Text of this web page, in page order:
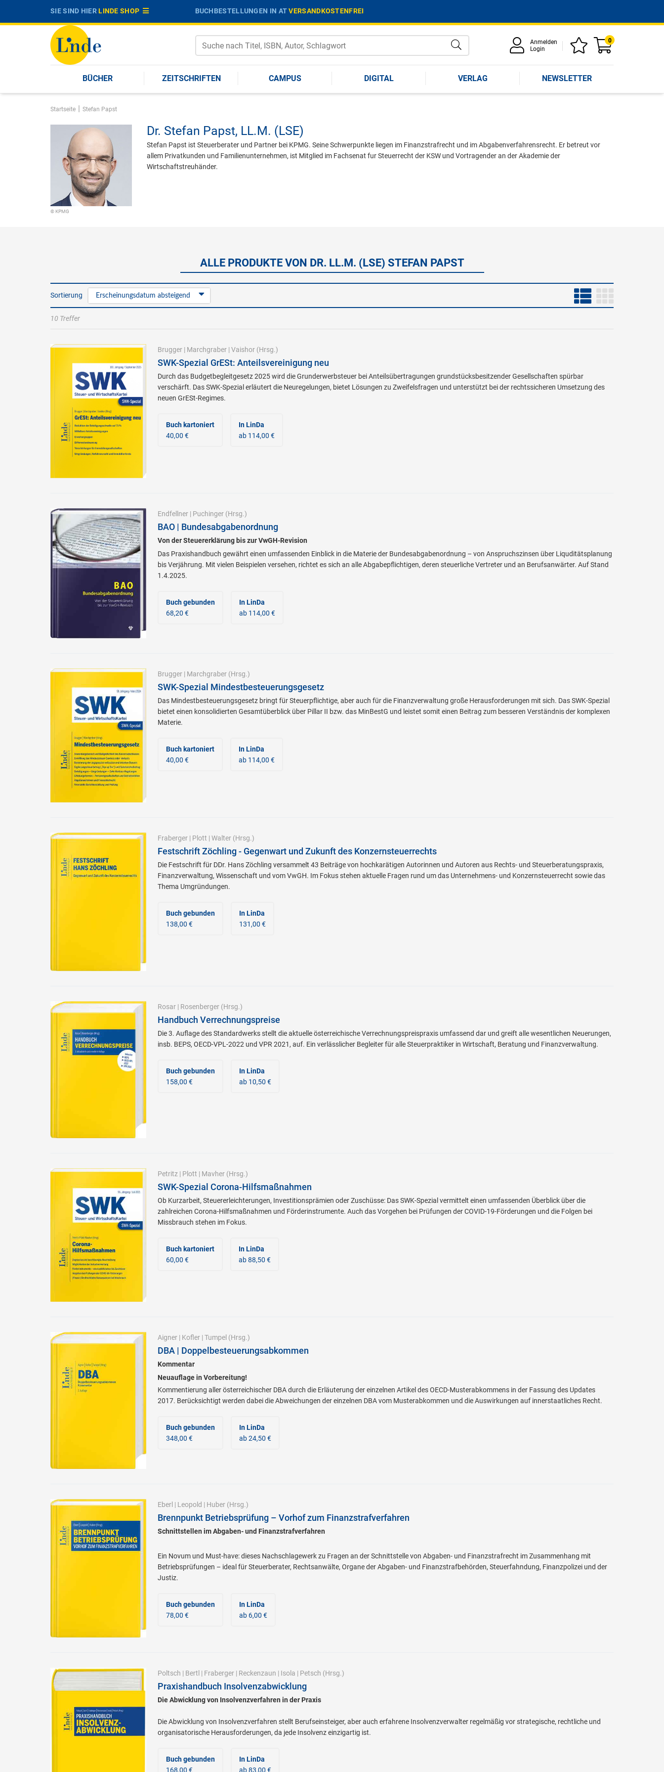
SIE SIND HIERLINDE SHOP BUCHBESTELLUNGEN IN ATVERSANDKOSTENFREI
Anmelden
Login
0
BÜCHER ZEITSCHRIFTEN CAMPUS DIGITAL VERLAG NEWSLETTER
Startseite | Stefan Papst
© KPMG
Dr. Stefan Papst, LL.M. (LSE)
Stefan Papst ist Steuerberater und Partner bei KPMG. Seine Schwerpunkte liegen im Finanzstrafrecht und im Abgabenverfahrensrecht. Er betreut vor
allem Privatkunden und Familienunternehmen, ist Mitglied im Fachsenat fur Steuerrecht der KSW und Vortragender an der Akademie der
Wirtschaftstreuhänder.
ALLE PRODUKTE VON DR. LL.M. (LSE) STEFAN PAPST
Sortierung Erscheinungsdatum absteigend
10 Treffer
Brugger| Marchgraber| Vaishor(Hrsg.)
SWK-Spezial GrESt: Anteilsvereinigung neu
Durch das Budgetbegleitgesetz 2025 wird die Grunderwerbsteuer bei Anteilsübertragungen grundstücksbesitzender Gesellschaften spürbar
verschärft. Das SWK-Spezial erläutert die Neuregelungen, bietet Lösungen zu Zweifelsfragen und unterstützt bei der rechtssicheren Umsetzung des
neuen GrESt-Regimes.
Buch kartoniert
40,00 €
In LinDa
ab 114,00 €
Endfellner| Puchinger(Hrsg.)
BAO | Bundesabgabenordnung
Von der Steuererklärung bis zur VwGH-Revision
Das Praxishandbuch gewährt einen umfassenden Einblick in die Materie der Bundesabgabenordnung – von Anspruchszinsen über Liquditätsplanung
bis Verjährung. Mit vielen Beispielen versehen, richtet es sich an alle Abgabepflichtigen, deren steuerliche Vertreter und an Berufsanwärter. Auf Stand
1.4.2025.
Buch gebunden
68,20 €
In LinDa
ab 114,00 €
Brugger| Marchgraber(Hrsg.)
SWK-Spezial Mindestbesteuerungsgesetz
Das Mindestbesteuerungsgesetz bringt für Steuerpflichtige, aber auch für die Finanzverwaltung große Herausforderungen mit sich. Das SWK-Spezial
bietet einen konsolidierten Gesamtüberblick über Pillar II bzw. das MinBestG und leistet somit einen Beitrag zum besseren Verständnis der komplexen
Materie.
Buch kartoniert
40,00 €
In LinDa
ab 114,00 €
Fraberger| Plott | Walter(Hrsg.)
Festschrift Zöchling - Gegenwart und Zukunft des Konzernsteuerrechts
Die Festschrift für DDr. Hans Zöchling versammelt 43 Beiträge von hochkarätigen Autorinnen und Autoren aus Rechts- und Steuerberatungspraxis,
Finanzverwaltung, Wissenschaft und vom VwGH. Im Fokus stehen aktuelle Fragen rund um das Unternehmens- und Konzernsteuerrecht sowie das
Thema Umgründungen.
Buch gebunden
138,00 €
In LinDa
131,00 €
Rosar| Rosenberger(Hrsg.)
Handbuch Verrechnungspreise
Die 3. Auflage des Standardwerks stellt die aktuelle österreichische Verrechnungspreispraxis umfassend dar und greift alle wesentlichen Neuerungen,
insb. BEPS, OECD-VPL-2022 und VPR 2021, auf. Ein verlässlicher Begleiter für alle Steuerpraktiker in Wirtschaft, Beratung und Finanzverwaltung.
Buch gebunden
158,00 €
In LinDa
ab 10,50 €
Petritz| Plott | Mavher(Hrsg.)
SWK-Spezial Corona-Hilfsmaßnahmen
Ob Kurzarbeit, Steuererleichterungen, Investitionsprämien oder Zuschüsse: Das SWK-Spezial vermittelt einen umfassenden Überblick über die
zahlreichen Corona-Hilfsmaßnahmen und Förderinstrumente. Auch das Vorgehen bei Prüfungen der COVID-19-Förderungen und die Folgen bei
Missbrauch stehen im Fokus.
Buch kartoniert
60,00 €
In LinDa
ab 88,50 €
Aigner| Kofler| Tumpel (Hrsg.)
DBA | Doppelbesteuerungsabkommen
Kommentar
Neuauflage in Vorbereitung!
Kommentierung aller österreichischer DBA durch die Erläuterung der einzelnen Artikel des OECD-Musterabkommens in der Fassung des Updates
2017. Berücksichtigt werden dabei die Abweichungen der einzelnen DBA vom Musterabkommen und die Auswirkungen auf innerstaatliches Recht.
Buch gebunden
348,00 €
In LinDa
ab 24,50 €
Eberl | Leopold | Huber(Hrsg.)
Brennpunkt Betriebsprüfung – Vorhof zum Finanzstrafverfahren
Schnittstellen im Abgaben- und Finanzstrafverfahren
Ein Novum und Must-have: dieses Nachschlagewerk zu Fragen an der Schnittstelle von Abgaben- und Finanzstrafrecht im Zusammenhang mit
Betriebsprüfungen – ideal für Steuerberater, Rechtsanwälte, Organe der Abgaben- und Finanzstrafbehörden, Steuerfahndung, Finanzpolizei und der
Justiz.
Buch gebunden
78,00 €
In LinDa
ab 6,00 €
Poltsch | Bertl | Fraberger| Reckenzaun | Isola | Petsch (Hrsg.)
Praxishandbuch Insolvenzabwicklung
Die Abwicklung von Insolvenzverfahren in der Praxis
Die Abwicklung von Insolvenzverfahren stellt Berufseinsteiger, aber auch erfahrene Insolvenzverwalter regelmäßig vor strategische, rechtliche und
organisatorische Herausforderungen, da jede Insolvenz einzigartig ist.
Buch gebunden
168,00 €
In LinDa
ab 83,00 €